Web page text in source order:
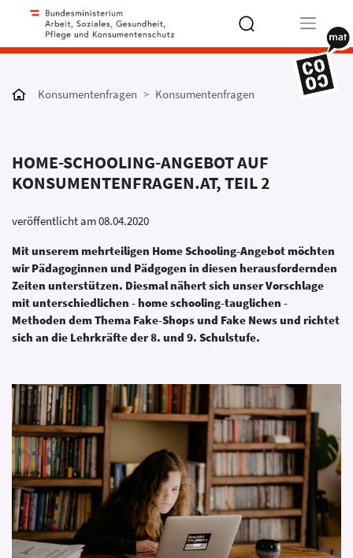
more
Konsumentenfragen Konsumentenfragen
HOME-SCHOOLING-ANGEBOT AUF
KONSUMENTENFRAGEN.AT, TEIL 2
veröffentlicht am 08.04.2020
Mit unserem mehrteiligen Home Schooling-Angebot möchten
wir Pädagoginnen und Pädgogen in diesen herausfordernden
Zeiten unterstützen. Diesmal nähert sich unser Vorschlage
mit unterschiedlichen - home schooling-tauglichen -
Methoden dem Thema Fake-Shops und Fake News und richtet
sich an die Lehrkräfte der 8. und 9. Schulstufe.